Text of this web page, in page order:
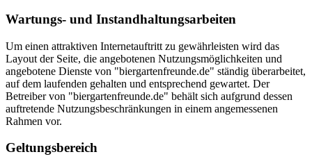
Wartungs- und Instandhaltungsarbeiten
Um einen attraktiven Internetauftritt zu gewährleisten wird das
Layout der Seite, die angebotenen Nutzungsmöglichkeiten und
angebotene Dienste von "biergartenfreunde.de" ständig überarbeitet,
auf dem laufenden gehalten und entsprechend gewartet. Der
Betreiber von "biergartenfreunde.de" behält sich aufgrund dessen
auftretende Nutzungsbeschränkungen in einem angemessenen
Rahmen vor.
Geltungsbereich